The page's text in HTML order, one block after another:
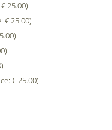
25.00)
€ 25.00)
€ 25.00)